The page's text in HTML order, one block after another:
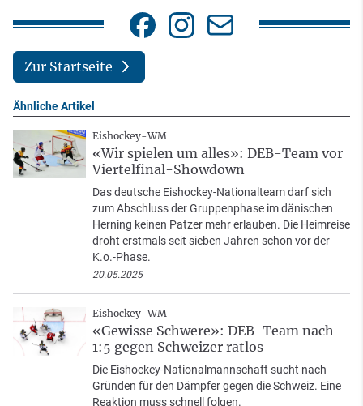
Zur Startseite
Ähnliche Artikel
Eishockey-WM
«Wir spielen um alles»: DEB-Team vor
Viertelfinal-Showdown
Das deutsche Eishockey-Nationalteam darf sich
zum Abschluss der Gruppenphase im dänischen
Herning keinen Patzer mehr erlauben. Die Heimreise
droht erstmals seit sieben Jahren schon vor der
K.o.-Phase.
20.05.2025
Eishockey-WM
«Gewisse Schwere»: DEB-Team nach
1:5 gegen Schweizer ratlos
Die Eishockey-Nationalmannschaft sucht nach
Gründen für den Dämpfer gegen die Schweiz. Eine
Reaktion muss schnell folgen.